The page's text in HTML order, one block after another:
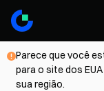
Parece que você
para o site dos
sua região.